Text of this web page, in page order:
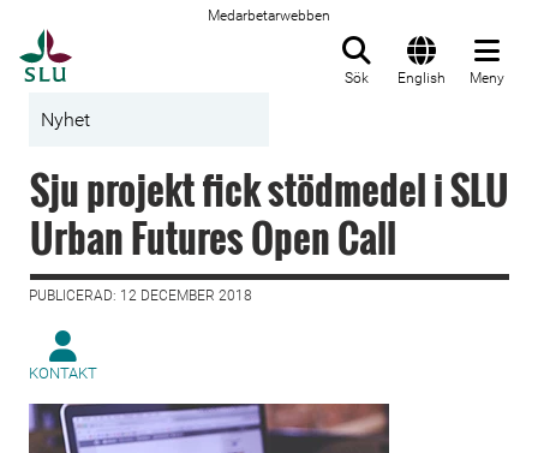
Medarbetarwebben
Sök English Meny
Nyhet
Sju projekt fick stödmedel i SLU
Urban Futures Open Call
PUBLICERAD: 12 DECEMBER 2018
KONTAKT